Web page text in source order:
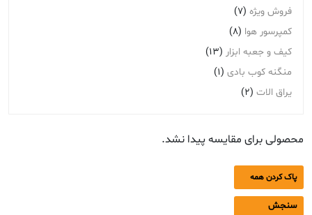
فروش ویژه (7)
کمپرسور هوا (8)
کیف و جعبه ابزار (13)
منگنه کوب بادی (1)
یراق الات (2)
محصولی برای مقایسه پیدا نشد.
پاک کردن همه
سنجش